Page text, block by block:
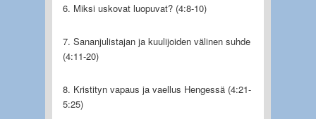
6. Miksi uskovat luopuvat? (4:8-10)
7. Sananjulistajan ja kuulijoiden välinen suhde
(4:11-20)
8. Kristityn vapaus ja vaellus Hengessä (4:21-
5:25)